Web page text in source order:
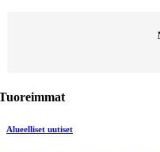
Alueelliset uutiset